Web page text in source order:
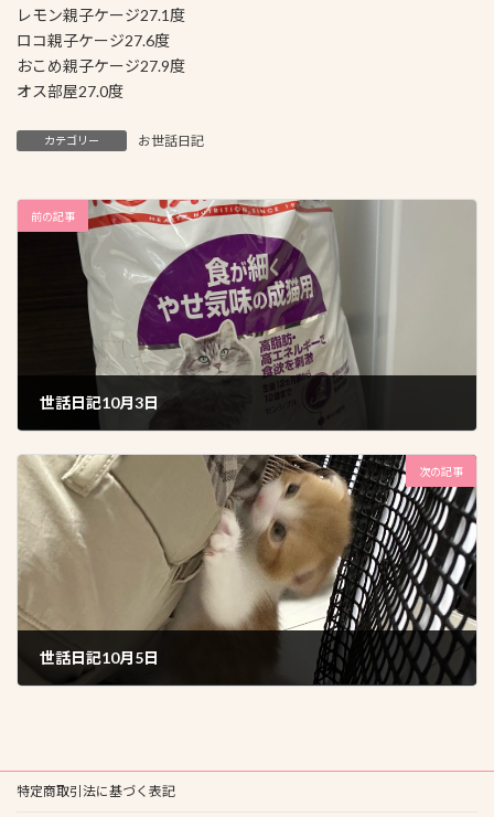
レモン親子ケージ27.1度
ロコ親子ケージ27.6度
おこめ親子ケージ27.9度
オス部屋27.0度
カテゴリー お世話日記
前の記事
世話日記10月3日
次の記事
世話日記10月5日
特定商取引法に基づく表記